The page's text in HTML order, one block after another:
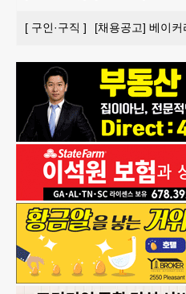
[ 구인·구직 ] [채용공고] 베이